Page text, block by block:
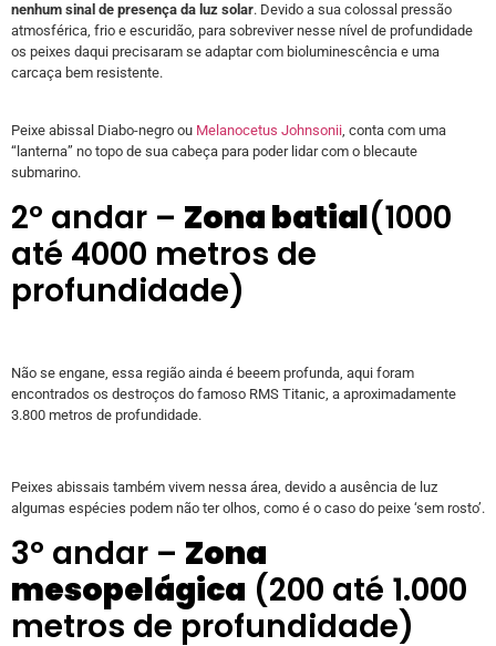
nenhum sinal de presença da luz solar. Devido a sua colossal pressão
atmosférica, frio e escuridão, para sobreviver nesse nível de profundidade
os peixes daqui precisaram se adaptar com bioluminescência e uma
carcaça bem resistente.
Peixe abissal Diabo-negro ou Melanocetus Johnsonii, conta com uma
“lanterna” no topo de sua cabeça para poder lidar com o blecaute
submarino.
2º andar – Zona batial(1000
até 4000 metros de
profundidade)
Não se engane, essa região ainda é beeem profunda, aqui foram
encontrados os destroços do famoso RMS Titanic, a aproximadamente
3.800 metros de profundidade.
Peixes abissais também vivem nessa área, devido a ausência de luz
algumas espécies podem não ter olhos, como é o caso do peixe ‘sem rosto’.
3º andar – Zona
mesopelágica (200 até 1.000
metros de profundidade)